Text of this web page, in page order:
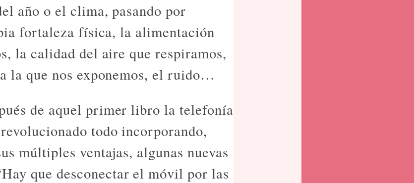
año o el clima, pasando por
fortaleza física, la alimentación
la calidad del aire que respiramos,
la que nos exponemos, el ruido…
de aquel primer libro la telefonía
todo incorporando,
múltiples ventajas, algunas nuevas
que desconectar el móvil por las